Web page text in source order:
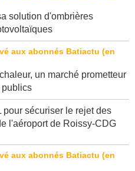
solution d'ombrières
un marché prometteur
pour sécuriser le rejet des